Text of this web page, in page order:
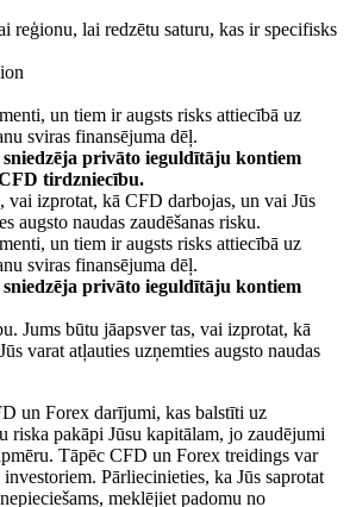
reģionu, lai redzētu saturu, kas ir specifisks
un tiem ir augsts risks attiecībā uz
sviras finansējuma dēļ.
privāto ieguldītāju kontiem
tirdzniecību.
vai izprotat, kā CFD darbojas, un vai Jūs
augsto naudas zaudēšanas risku.
un tiem ir augsts risks attiecībā uz
sviras finansējuma dēļ.
privāto ieguldītāju kontiem
Jums būtu jāapsver tas, vai izprotat, kā
varat atļauties uzņemties augsto naudas
un Forex darījumi, kas balstīti uz
riska pakāpi Jūsu kapitālam, jo zaudējumi
Tāpēc CFD un Forex treidings var
Pārliecinieties, ka Jūs saprotat
meklējiet padomu no